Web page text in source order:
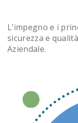
L’impegno e i
sicurezza e
Aziendale.